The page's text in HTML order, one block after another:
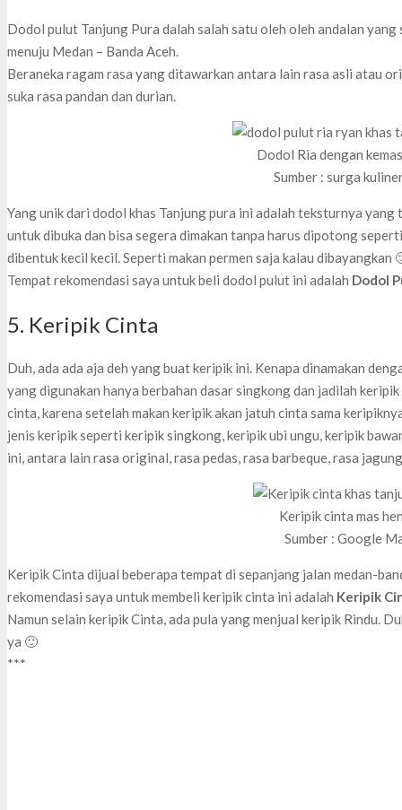
Dodol pulut Tanjung Pura dalah salah satu oleh oleh andalan
menuju Medan – Banda Aceh.
Beraneka ragam rasa yang ditawarkan antara lain rasa asli atau
suka rasa pandan dan durian.
Dodol Ria dengan
Sumber : surga
Yang unik dari dodol khas Tanjung pura ini adalah teksturnya
untuk dibuka dan bisa segera dimakan tanpa harus dipotong
dibentuk kecil kecil. Seperti makan permen saja kalau dibayangkan
Tempat rekomendasi saya untuk beli dodol pulut ini adalah Dodol
5. Keripik Cinta
Duh, ada ada aja deh yang buat keripik ini. Kenapa dinamakan
yang digunakan hanya berbahan dasar singkong dan jadilah
cinta, karena setelah makan keripik akan jatuh cinta sama
jenis keripik seperti keripik singkong, keripik ubi ungu, keripik
ini, antara lain rasa original, rasa pedas, rasa barbeque, rasa
Keripik cinta mas
Sumber : Google
Keripik Cinta dijual beberapa tempat di sepanjang jalan medan-
rekomendasi saya untuk membeli keripik cinta ini adalah Keripik
Namun selain keripik Cinta, ada pula yang menjual keripik Rindu.
ya 🙂
***